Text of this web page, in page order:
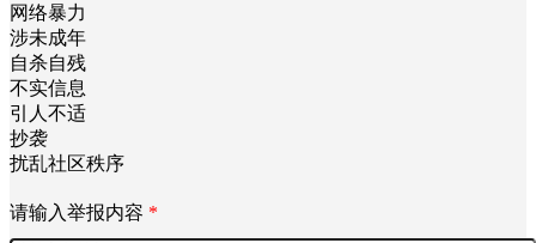
网络暴力
涉未成年
自杀自残
不实信息
引人不适
抄袭
扰乱社区秩序
请输入举报内容 *